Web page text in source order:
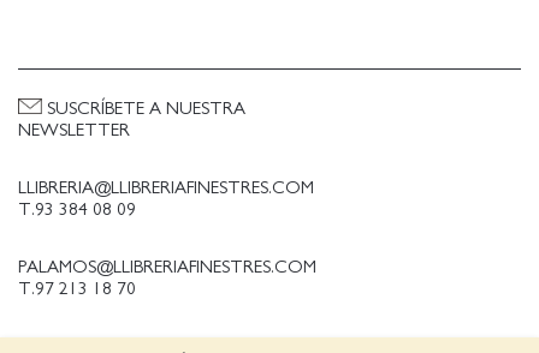
LLIBRERIA@LLIBRERIAFINESTRES.COM
T.93 384 08 09
PALAMOS@LLIBRERIAFINESTRES.COM
T.97 213 18 70
SUSCRÍBETE A NUESTRA
NEWSLETTER